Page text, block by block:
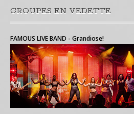
GROUPES EN VEDETTE
FAMOUS LIVE BAND - Grandiose!